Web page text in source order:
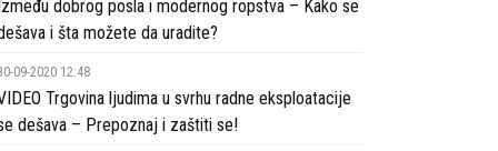
dobrog posla i modernog ropstva – Kako se
i šta možete da uradite?
09-2020 12:48
Trgovina ljudima u svrhu radne eksploatacije
dešava – Prepoznaj i zaštiti se!